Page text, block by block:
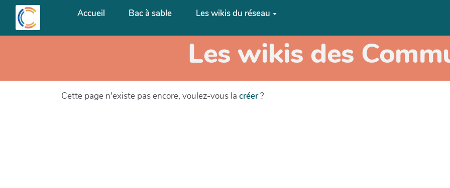
Aller au contenu principal
Accueil Bac à sable Les wikis du réseau
Les wikis des
Cette page n'existe pas encore, voulez-vous la créer?